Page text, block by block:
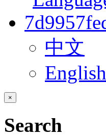
中文
English
×
Search